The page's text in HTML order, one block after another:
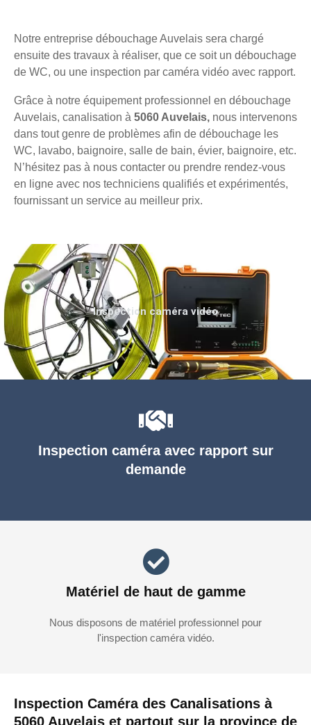
Notre entreprise débouchage Auvelais sera chargé
ensuite des travaux à réaliser, que ce soit un débouchage
de WC, ou une inspection par caméra vidéo avec rapport.
Grâce à notre équipement professionnel en débouchage
Auvelais, canalisation à 5060 Auvelais, nous intervenons
dans tout genre de problèmes afin de débouchage les
WC, lavabo, baignoire, salle de bain, évier, baignoire, etc.
N’hésitez pas à nous contacter ou prendre rendez-vous
en ligne avec nos techniciens qualifiés et expérimentés,
fournissant un service au meilleur prix.
Inspection Caméra des Canalisations à
5060 Auvelais et partout sur la province de
Inspection caméra avec rapport sur
demande
Matériel de haut de gamme
Nous disposons de matériel professionnel pour
l'inspection caméra vidéo.
Inspection caméra vidéo